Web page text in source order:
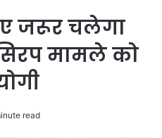
जरूर चलेगा
मामले को
read